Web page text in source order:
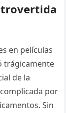
en películas
trágicamente
de la
por
Sin